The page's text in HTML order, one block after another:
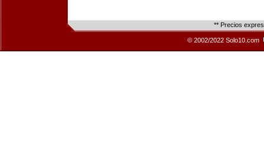
** Precios
© 2002/2022 Solo10.com